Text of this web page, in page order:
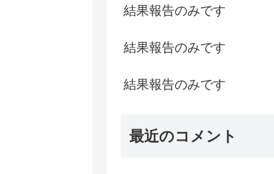
結果報告のみです
結果報告のみです
結果報告のみです
最近のコメント